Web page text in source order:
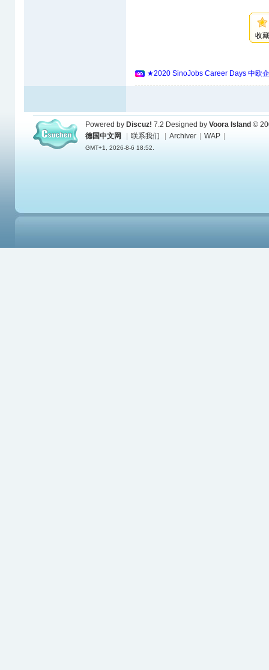
收
★2020 SinoJobs Career Days 中欧
Powered by Discuz! 7.2 Designed by Voora Island ©
德国中文网
联系我们 Archiver WAP
GMT+1, 2026-8-6 18:52.